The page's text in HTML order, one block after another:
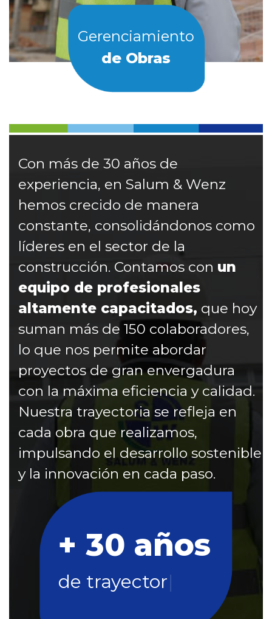
Gerenciamiento
de Obras
Con más de 30 años de
experiencia, en Salum & Wenz
hemos crecido de manera
constante, consolidándonos como
líderes en el sector de la
construcción. Contamos con un
equipo de profesionales
altamente capacitados, que hoy
suman más de 150 colaboradores,
lo que nos permite abordar
proyectos de gran envergadura
con la máxima eficiencia y calidad.
Nuestra trayectoria se refleja en
cada obra que realizamos,
impulsando el desarrollo sostenible
y la innovación en cada paso.
+ 30 años
de trayectori